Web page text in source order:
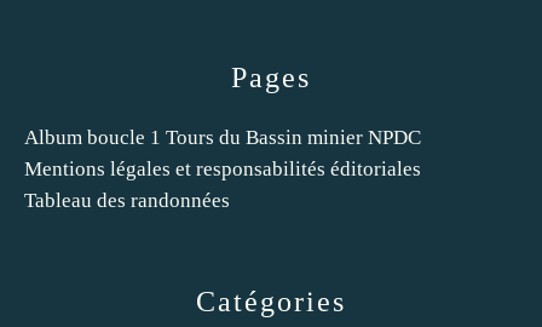
Catégories
Pages
Album boucle 1 Tours du Bassin minier NPDC
Mentions légales et responsabilités éditoriales
Tableau des randonnées